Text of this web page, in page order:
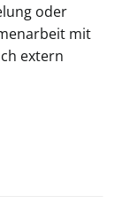
oder
mit
extern